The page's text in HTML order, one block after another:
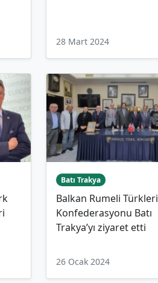
28 Mart 2024
Batı Trakya
Balkan Rumeli Türkleri
Konfederasyonu Batı
Trakya’yı ziyaret etti
26 Ocak 2024